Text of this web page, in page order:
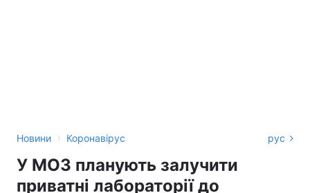
Новини › Коронавірус рус
У МОЗ планують залучити
приватні лабораторії до